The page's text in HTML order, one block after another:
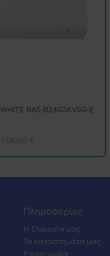
RAS-B24G3KVSG-E
1.580,00 €
Πληροφορίες
Η Εταιρεία μας
Τα καταστήματα μας
Επικοινωνία